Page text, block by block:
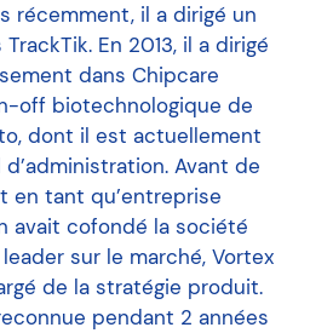
récemment, il a dirigé un
En 2013, il a dirigé
dans Chipcare
off biotechnologique de
dont il est actuellement
Avant de
en tant qu’entreprise
avait cofondé la société
sur le marché, Vortex
de la stratégie produit.
pendant 2 années